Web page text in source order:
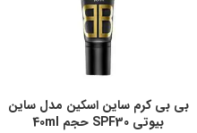
بی بی کرم ساین اسکین مدل ساین
بیوتی SPF30 حجم 40ml